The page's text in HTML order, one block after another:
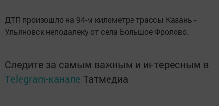
ДТП произошло на 94-м километре трассы Казань -
Ульяновск неподалеку от села Большое Фролово.
Следите за самым важным и интересным в
Telegram-канале Татмедиа